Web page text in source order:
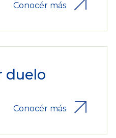
Conocér más
duelo
Conocér más